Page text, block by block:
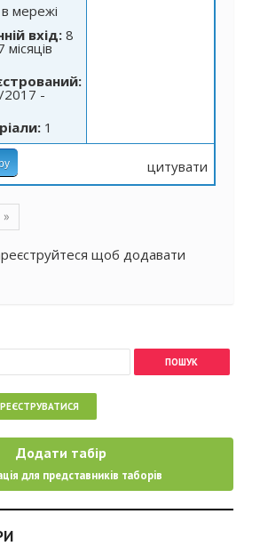
мережі
вхід: 8
місяців
-
1
цитувати
»
щоб додавати
форма
Додати табір
для представників таборів